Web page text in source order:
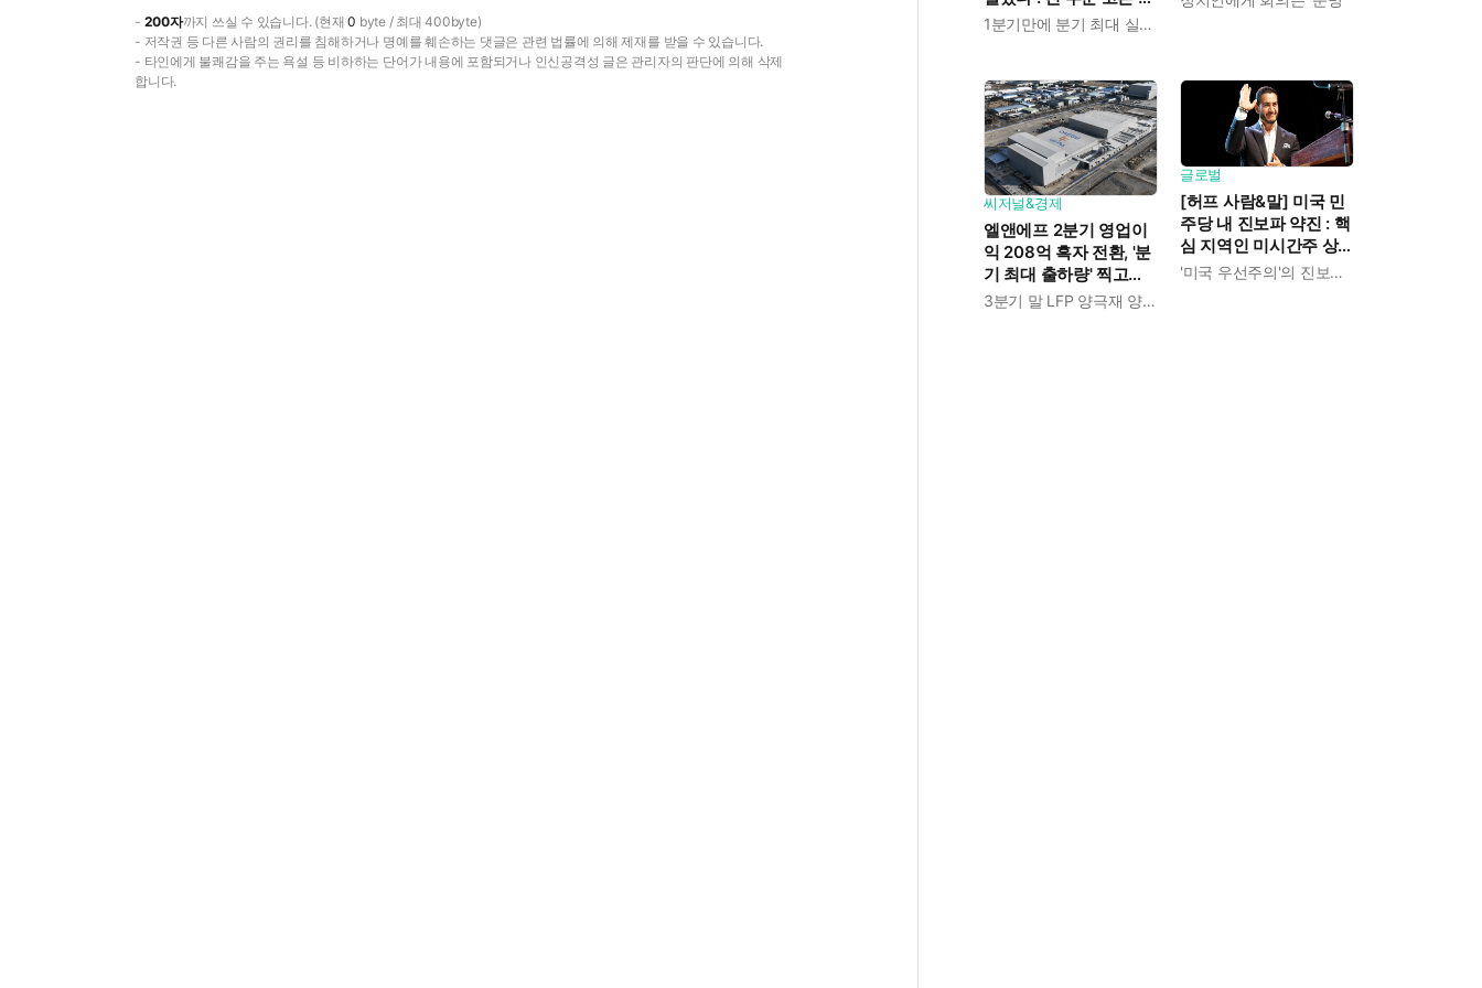
- 200자까지 쓰실 수 있습니다. (현재0 byte / 최대 400byte)
- 저작권 등 다른 사람의 권리를 침해하거나 명예를 훼손하는 댓글은 관련 법률에 의해 제재를 받을 수 있습니다.
- 타인에게 불쾌감을 주는 욕설 등 비하하는 단어가 내용에 포함되거나 인신공격성 글은 관리자의 판단에 의해 삭제
합니다.
장으로 상반기 영업이익1분기만에 분기 최대 실적 경신
씨저널&경제
엘앤에프 2분기 영업이
익 208억 흑자 전환, '분
기 최대 출하량' 찍고
LFP 양극재 북미 공급 3분기 말 LFP 양극재 양산 돌입
글로벌
[허프 사람&말] 미국 민
주당 내 진보파 약진 : 핵
심 지역인 미시간주 상
원 경선에서 압둘 엘사'미국 우선주의'의 진보적 해석